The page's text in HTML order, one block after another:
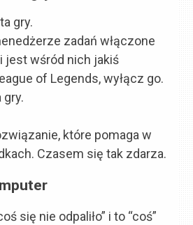
gry.
zadań włączone
jest wśród nich jakiś
of Legends, wyłącz go.
gry.
które pomaga w
Czasem się tak zdarza.
się nie odpaliło” i to “coś”